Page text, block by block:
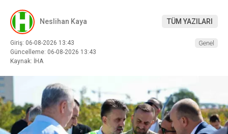
Neslihan Kaya TÜM YAZILARI
Giriş: 06-08-2026 13:43
Güncelleme: 06-08-2026 13:43
Kaynak: İHA
Genel